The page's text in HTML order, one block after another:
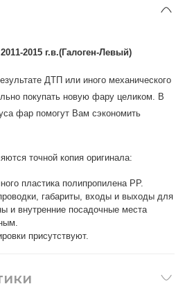
2015 г.в.(Галоген-Левый)
ДТП или иного механического
покупать новую фару целиком. В
фар помогут Вам сэкономить
точной копия оригинала:
пластика полипропилена PP.
габариты, входы и выходы для
и внутренние посадочные места
присутствуют.